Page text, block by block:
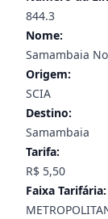
844.3
Nome:
Samambaia
Origem:
SCIA
Destino:
Samambaia
Tarifa:
R$ 5,50
Faixa Tarifária: